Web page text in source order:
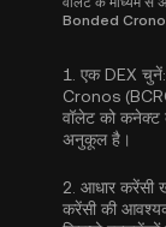
Bonded
1. एक DEX चुनें:
Cronos
वॉलेट को कनेक्ट
अनुकूल है।
2. आधार करेंसी
करेंसी की